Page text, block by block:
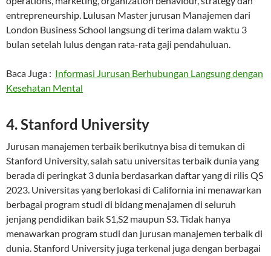
entrepreneurship. Lulusan Master jurusan Manajemen dari
London Business School langsung di terima dalam waktu 3
bulan setelah lulus dengan rata-rata gaji pendahuluan.
Baca Juga : Informasi Jurusan Berhubungan Langsung dengan
Kesehatan Mental
4. Stanford University
Jurusan manajemen terbaik berikutnya bisa di temukan di
Stanford University, salah satu universitas terbaik dunia yang
berada di peringkat 3 dunia berdasarkan daftar yang di rilis QS
2023. Universitas yang berlokasi di California ini menawarkan
berbagai program studi di bidang menajamen di seluruh
jenjang pendidikan baik S1,S2 maupun S3. Tidak hanya
menawarkan program studi dan jurusan manajemen terbaik di
dunia. Stanford University juga terkenal juga dengan berbagai